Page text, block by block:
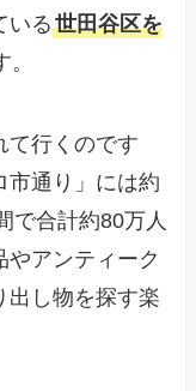
いる世田谷区を
て行くのです
市通り」には約
で合計約80万人
やアンティーク
出し物を探す楽